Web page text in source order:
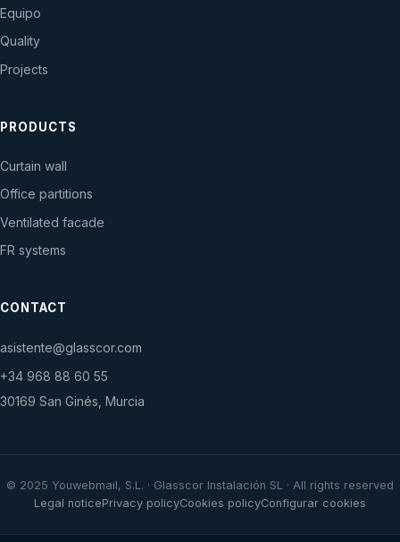
Equipo
Quality
Projects
PRODUCTS
Curtain wall
Office partitions
Ventilated facade
FR systems
CONTACT
asistente@glasscor.com
+34 968 88 60 55
30169 San Ginés, Murcia
© 2025 Youwebmail, S.L. · Glasscor Instalación SL · All rights reserved
Legal noticePrivacy policyCookies policyConfigurar cookies